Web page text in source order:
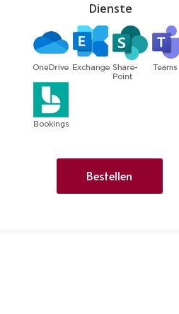
Dienste
Bestellen